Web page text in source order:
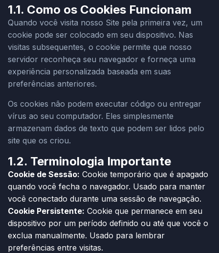
1.1. Como os Cookies Funcionam
Quando você visita nosso Site pela primeira vez, um
cookie pode ser colocado em seu dispositivo. Nas
visitas subsequentes, o cookie permite que nosso
servidor reconheça seu navegador e forneça uma
experiência personalizada baseada em suas
preferências anteriores.
Os cookies não podem executar código ou entregar
vírus ao seu computador. Eles simplesmente
armazenam dados de texto que podem ser lidos pelo
site que os criou.
1.2. Terminologia Importante
Cookie de Sessão: Cookie temporário que é apagado
quando você fecha o navegador. Usado para manter
você conectado durante uma sessão de navegação.
Cookie Persistente: Cookie que permanece em seu
dispositivo por um período definido ou até que você o
exclua manualmente. Usado para lembrar
preferências entre visitas.